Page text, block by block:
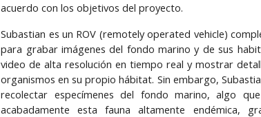
acuerdo con los objetivos del proyecto.
Subastian es un ROV (remotely operated vehicle)
para grabar imágenes del fondo marino y de sus
video de alta resolución en tiempo real y mostrar
organismos en su propio hábitat. Sin embargo,
recolectar especímenes del fondo marino, algo
acabadamente esta fauna altamente endémica,